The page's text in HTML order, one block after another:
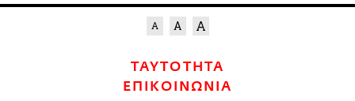
ΤΑΥΤΟΤΗΤΑ
ΕΠΙΚΟΙΝΩΝΙΑ